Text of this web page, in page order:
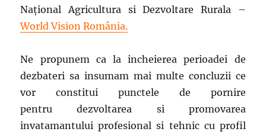
Național Agricultura si Dezvoltare Rurala –
World Vision România.
Ne propunem ca la incheierea perioadei de
dezbateri sa insumam mai multe concluzii ce
vor constitui punctele de pornire
pentru dezvoltarea si promovarea
invatamantului profesional si tehnic cu profil